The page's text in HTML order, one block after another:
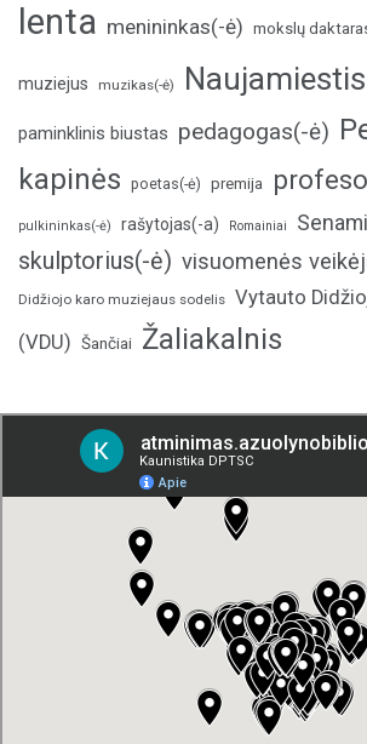
lenta menininkas(-ė) mokslų
muziejus muzikas(-ė) Naujamiestis
paminklinis biustas pedagogas(-ė)
kapinės poetas(-ė) premija
pulkininkas(-ė) rašytojas(-a) Romainiai
skulptorius(-ė) visuomenės
Didžiojo karo muziejaus sodelis Vytauto
(VDU) Šančiai Žaliakalnis